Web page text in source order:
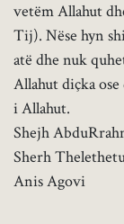
vetëm Allahut
Tij). Nëse hyn
atë dhe nuk
Allahut diçka
i Allahut.
Shejh
Sherh
Anis Agovi